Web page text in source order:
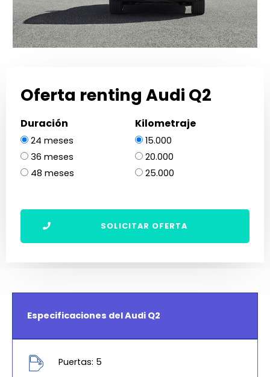
Oferta renting Audi Q2
Duración
24 meses
36 meses
48 meses
Kilometraje
15.000
20.000
25.000
SOLICITAR OFERTA
Especificaciones del Audi Q2
Puertas: 5